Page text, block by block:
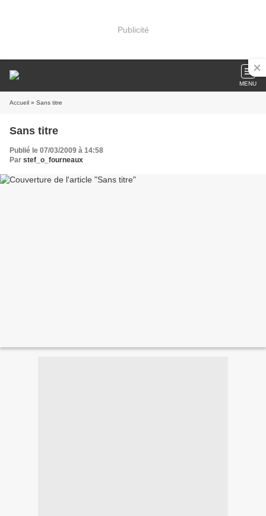
Publicité
MENU
Accueil » Sans titre
Sans titre
Publié le 07/03/2009 à 14:58
Par stef_o_fourneaux